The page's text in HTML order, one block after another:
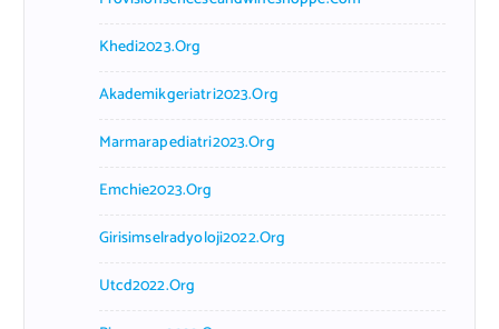
Khedi2023.org
Akademikgeriatri2023.org
Marmarapediatri2023.org
Emchie2023.org
Girisimselradyoloji2022.org
Utcd2022.org